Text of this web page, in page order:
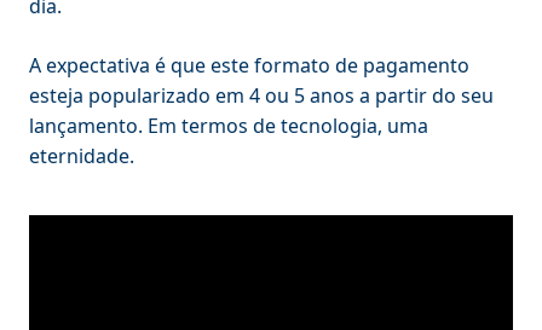
dia.
A expectativa é que este formato de pagamento
esteja popularizado em 4 ou 5 anos a partir do seu
lançamento. Em termos de tecnologia, uma
eternidade.